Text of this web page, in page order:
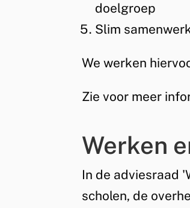
doelgroep
Slim
We werken
Zie voor meer
Werken
In de adviesraad
scholen, de